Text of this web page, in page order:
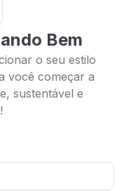
Bem
o seu estilo
você começar a
sustentável e